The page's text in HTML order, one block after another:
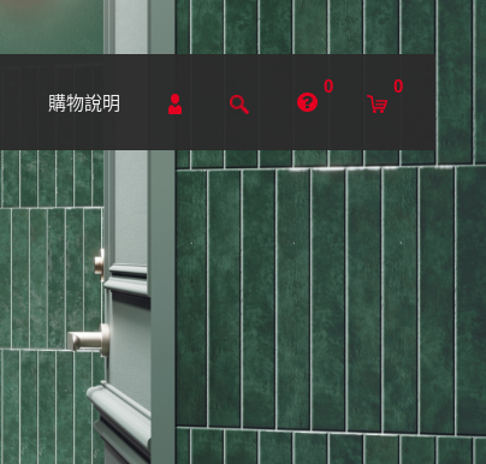
購物說明
0 0